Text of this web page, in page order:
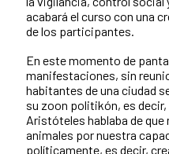
acabará el curso con una
de los participantes.
En este momento de
manifestaciones, sin
habitantes de una ciudad
su zoon politikón, es
Aristóteles hablaba de
animales por nuestra
políticamente, es decir,